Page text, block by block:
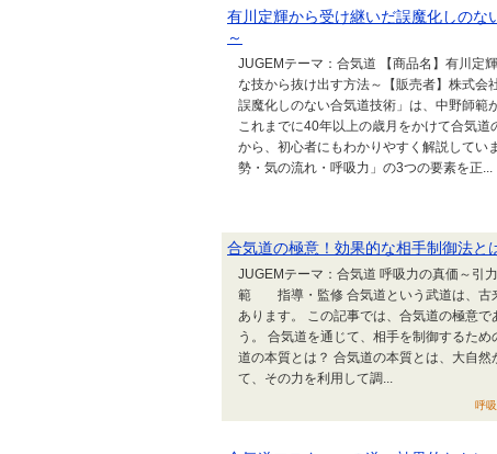
有川定輝から受け継いだ誤魔化しの
～
JUGEMテーマ：合気道 【商品名】有川定
な技から抜け出す方法～【販売者】株式会
誤魔化しのない合気道技術」は、中野師範
これまでに40年以上の歳月をかけて合気
から、初心者にもわかりやすく解説してい
勢・気の流れ・呼吸力」の3つの要素を正...
合気道の極意！効果的な相手制御法と
JUGEMテーマ：合気道 呼吸力の真価～
範 指導・監修 合気道という武道は、古
あります。 この記事では、合気道の極意
う。 合気道を通じて、相手を制御するた
道の本質とは？ 合気道の本質とは、大自
て、その力を利用して調...
呼